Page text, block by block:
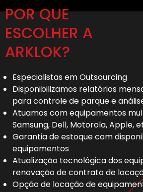
POR QUE
ESCOLHER A
ARKLOK?
Especialistas em Outsourcing
Disponibilizamos relatórios
para controle de parque e
Atuamos com equipamentos
Samsung, Dell, Motorola, Apple,
Garantia de estoque com
equipamentos
Atualização tecnológica dos
renovação de contrato de
Opção de locação de